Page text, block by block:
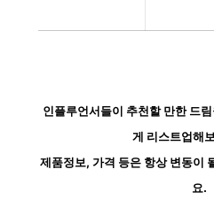
인플루언서들이 추천할 만한 드
게 리스트업해
제품정보, 가격 등은 항상 변동이
요.